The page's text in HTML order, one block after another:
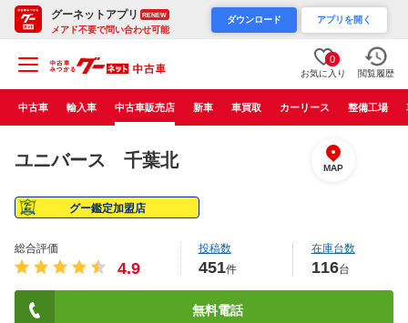
グーネットアプリ RENEW
メアド不要で問い合わせ可能
ダウンロード アプリを開く
0
お気に入り 閲覧履歴
中古車 輸入車 中古車販売店 新車 車買取 カーリース 整備工場
ユニバース 千葉北 MAP
グー鑑定加盟店
総合評価
4.9
投稿数
451件
在庫台数
116台
無料電話